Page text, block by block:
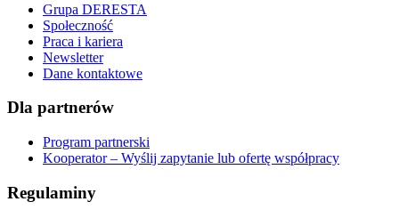
Grupa DERESTA
Społeczność
Praca i kariera
Newsletter
Dane kontaktowe
Dla partnerów
Program partnerski
Kooperator – Wyślij zapytanie lub ofertę współpracy
Regulaminy